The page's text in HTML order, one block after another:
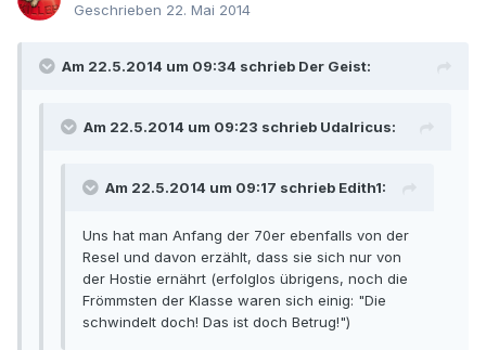
Geschrieben 22. Mai 2014
Am 22.5.2014 um 09:34 schrieb Der Geist:
Am 22.5.2014 um 09:23 schrieb Udalricus:
Am 22.5.2014 um 09:17 schrieb Edith1:
Uns hat man Anfang der 70er ebenfalls von der
Resel und davon erzählt, dass sie sich nur von
der Hostie ernährt (erfolglos übrigens, noch die
Frömmsten der Klasse waren sich einig: "Die
schwindelt doch! Das ist doch Betrug!")